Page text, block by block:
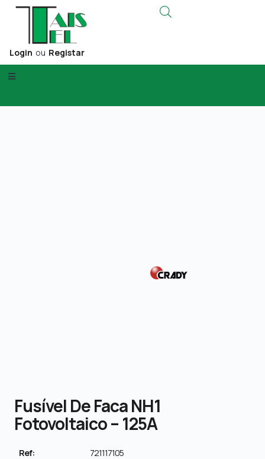
Login ou Registar
Fusível De Faca NH1
Fotovoltaico – 125A
Ref: 721117105